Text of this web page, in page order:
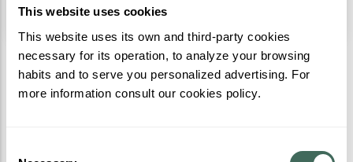
This website uses cookies
This website uses its own and third-party cookies
necessary for its operation, to analyze your browsing
habits and to serve you personalized advertising. For
more information consult our cookies policy.
Cota 1600